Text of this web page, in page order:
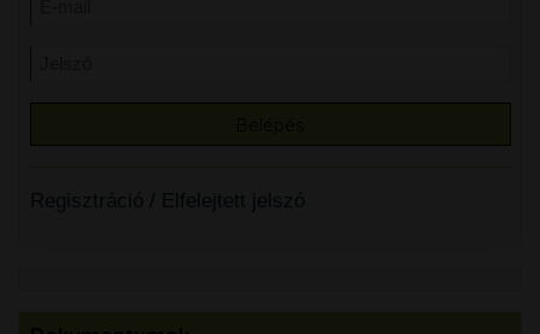
Regisztráció / Elfelejtett jelszó